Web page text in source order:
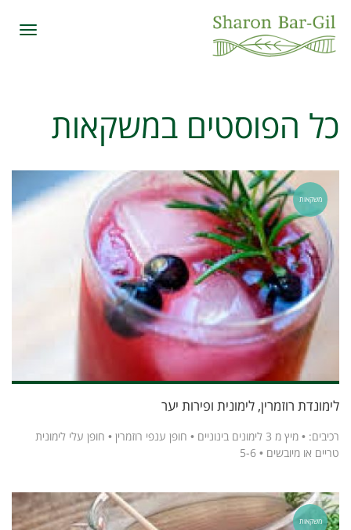
כל הפוסטים במשקאות
משקאות
לימונדת רוזמרין, לימונית ופירות יער
רכיבים: • מיץ מ 3 לימונים בינוניים • חופן ענפי רוזמרין • חופן עלי לימונית
טריים או מיובשים • 5-6
משקאות